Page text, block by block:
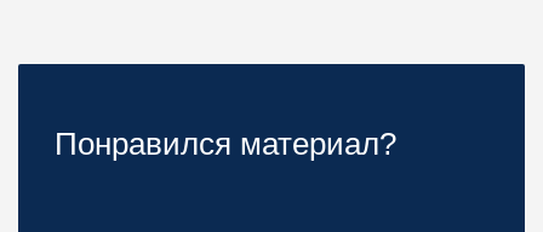
Понравился материал?